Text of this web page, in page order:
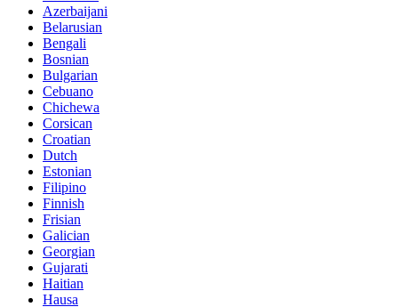
Azerbaijani
Belarusian
Bengali
Bosnian
Bulgarian
Cebuano
Chichewa
Corsican
Croatian
Dutch
Estonian
Filipino
Finnish
Frisian
Galician
Georgian
Gujarati
Haitian
Hausa